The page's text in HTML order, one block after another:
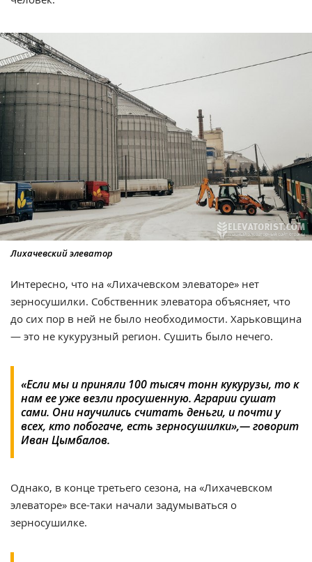
Лихачевский элеватор
Интересно, что на «Лихачевском элеваторе» нет
зерносушилки. Собственник элеватора объясняет, что
до сих пор в ней не было необходимости. Харьковщина
— это не кукурузный регион. Сушить было нечего.
«Если мы и приняли 100 тысяч тонн кукурузы, то к
нам ее уже везли просушенную. Аграрии сушат
сами. Они научились считать деньги, и почти у
всех, кто побогаче, есть зерносушилки»,— говорит
Иван Цымбалов.
Однако, в конце третьего сезона, на «Лихачевском
элеваторе» все-таки начали задумываться о
зерносушилке.